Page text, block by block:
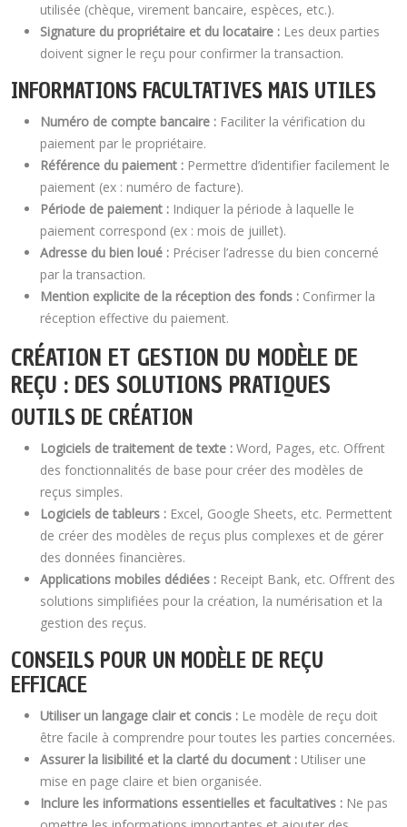
utilisée (chèque, virement bancaire, espèces, etc.).
Signature du propriétaire et du locataire : Les deux parties
doivent signer le reçu pour confirmer la transaction.
INFORMATIONS FACULTATIVES MAIS UTILES
Numéro de compte bancaire : Faciliter la vérification du
paiement par le propriétaire.
Référence du paiement : Permettre d’identifier facilement le
paiement (ex : numéro de facture).
Période de paiement : Indiquer la période à laquelle le
paiement correspond (ex : mois de juillet).
Adresse du bien loué : Préciser l’adresse du bien concerné
par la transaction.
Mention explicite de la réception des fonds : Confirmer la
réception effective du paiement.
CRÉATION ET GESTION DU MODÈLE DE
REÇU : DES SOLUTIONS PRATIQUES
OUTILS DE CRÉATION
Logiciels de traitement de texte : Word, Pages, etc. Offrent
des fonctionnalités de base pour créer des modèles de
reçus simples.
Logiciels de tableurs : Excel, Google Sheets, etc. Permettent
de créer des modèles de reçus plus complexes et de gérer
des données financières.
Applications mobiles dédiées : Receipt Bank, etc. Offrent des
solutions simplifiées pour la création, la numérisation et la
gestion des reçus.
CONSEILS POUR UN MODÈLE DE REÇU
EFFICACE
Utiliser un langage clair et concis : Le modèle de reçu doit
être facile à comprendre pour toutes les parties concernées.
Assurer la lisibilité et la clarté du document : Utiliser une
mise en page claire et bien organisée.
Inclure les informations essentielles et facultatives : Ne pas